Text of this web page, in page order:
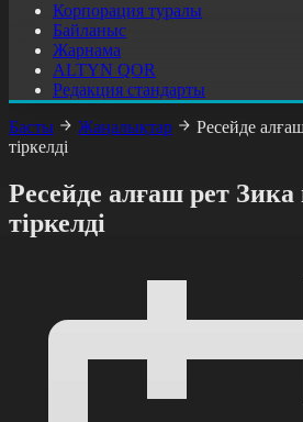
Корпорация туралы
Байланыс
Жарнама
ALTYN QOR
Редакция стандарты
Басты
Жаңалықтар
Ресейде
тіркелді
Ресейде алғаш рет
тіркелді